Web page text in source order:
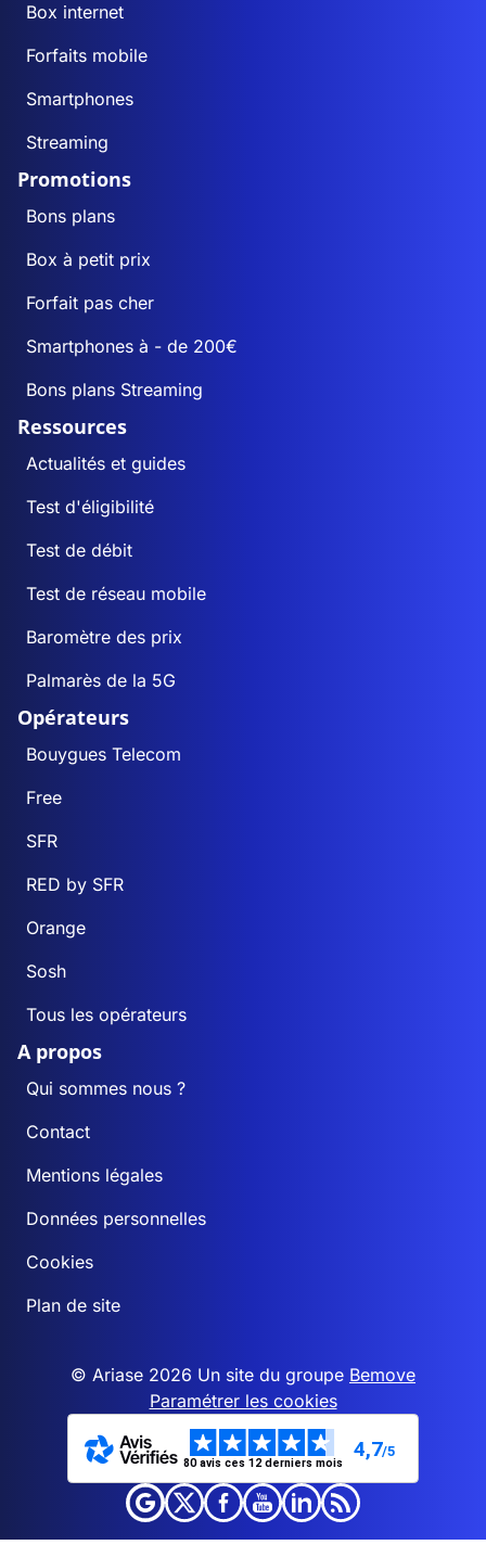
Box internet
Forfaits mobile
Smartphones
Streaming
Promotions
Bons plans
Box à petit prix
Forfait pas cher
Smartphones à - de 200€
Bons plans Streaming
Ressources
Actualités et guides
Test d'éligibilité
Test de débit
Test de réseau mobile
Baromètre des prix
Palmarès de la 5G
Opérateurs
Bouygues Telecom
Free
SFR
RED by SFR
Orange
Sosh
Tous les opérateurs
A propos
Qui sommes nous ?
Contact
Mentions légales
Données personnelles
Cookies
Plan de site
© Ariase 2026 Un site du groupe Bemove
Paramétrer les cookies
80 avis ces 12 derniers mois
4,7/5